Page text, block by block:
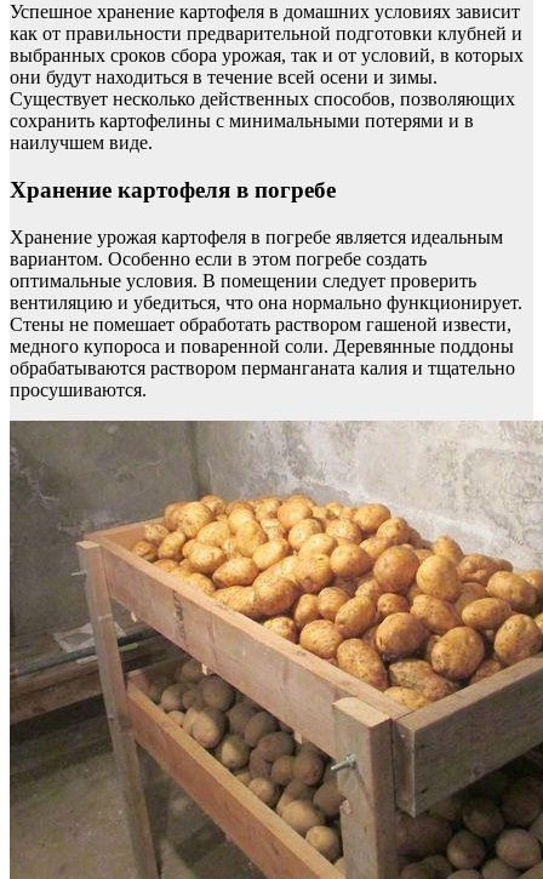
Успешное хранение картофеля в домашних условиях зависит
как от правильности предварительной подготовки клубней и
выбранных сроков сбора урожая, так и от условий, в которых
они будут находиться в течение всей осени и зимы.
Существует несколько действенных способов, позволяющих
сохранить картофелины с минимальными потерями и в
наилучшем виде.
Хранение картофеля в погребе
Хранение урожая картофеля в погребе является идеальным
вариантом. Особенно если в этом погребе создать
оптимальные условия. В помещении следует проверить
вентиляцию и убедиться, что она нормально функционирует.
Стены не помешает обработать раствором гашеной извести,
медного купороса и поваренной соли. Деревянные поддоны
обрабатываются раствором перманганата калия и тщательно
просушиваются.